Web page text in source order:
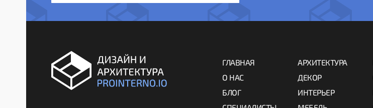
ГЛАВНАЯ
О НАС
БЛОГ
АРХИТЕКТУРА
ДЕКОР
ИНТЕРЬЕР